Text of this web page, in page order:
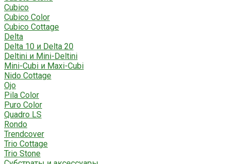
Cubico
Cubico Color
Cubico Cottage
Delta
Delta 10 и Delta 20
Deltini и Mini-Deltini
Mini-Cubi и Maxi-Cubi
Nido Cottage
Ojo
Pila Color
Puro Color
Quadro LS
Rondo
Trendcover
Trio Cottage
Trio Stone